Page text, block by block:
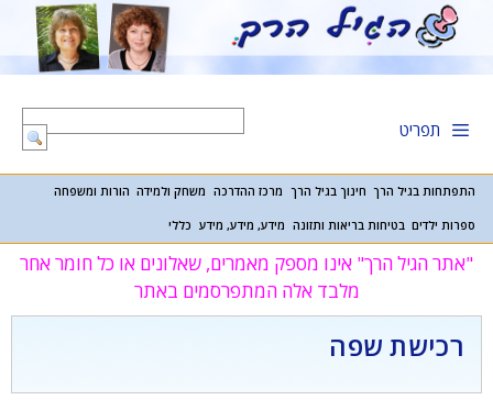
לתוכן
תפריט
התפתחות בגיל הרך חינוך בגיל הרך מרכז ההדרכה משחק ולמידה הורות ומשפחה
ספרות ילדים בטיחות בריאות ותזונה מידע, מידע, מידע כללי
"אתר הגיל הרך" אינו מספק מאמרים, שאלונים או כל חומר אחר
מלבד אלה המתפרסמים באתר
רכישת שפה